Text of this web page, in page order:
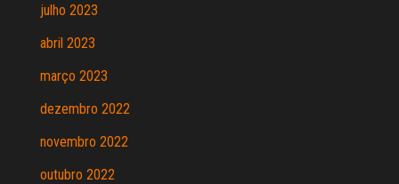
julho 2023
abril 2023
março 2023
dezembro 2022
novembro 2022
outubro 2022